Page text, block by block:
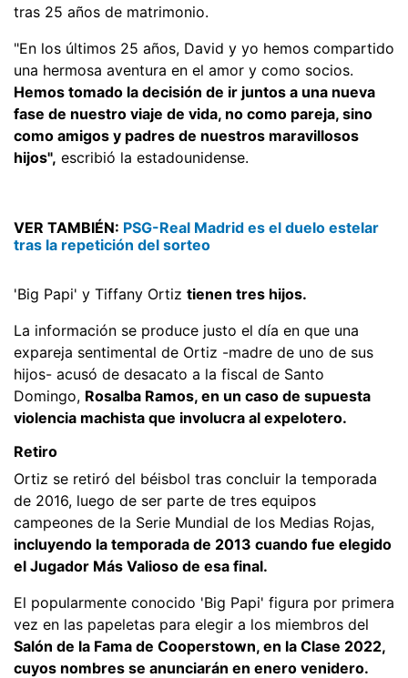
tras 25 años de matrimonio.
"En los últimos 25 años, David y yo hemos compartido
una hermosa aventura en el amor y como socios.
Hemos tomado la decisión de ir juntos a una nueva
fase de nuestro viaje de vida, no como pareja, sino
como amigos y padres de nuestros maravillosos
hijos", escribió la estadounidense.
VER TAMBIÉN: PSG-Real Madrid es el duelo estelar
tras la repetición del sorteo
'Big Papi' y Tiffany Ortiz tienen tres hijos.
La información se produce justo el día en que una
expareja sentimental de Ortiz -madre de uno de sus
hijos- acusó de desacato a la fiscal de Santo
Domingo, Rosalba Ramos, en un caso de supuesta
violencia machista que involucra al expelotero.
Retiro
Ortiz se retiró del béisbol tras concluir la temporada
de 2016, luego de ser parte de tres equipos
campeones de la Serie Mundial de los Medias Rojas,
incluyendo la temporada de 2013 cuando fue elegido
el Jugador Más Valioso de esa final.
El popularmente conocido 'Big Papi' figura por primera
vez en las papeletas para elegir a los miembros del
Salón de la Fama de Cooperstown, en la Clase 2022,
cuyos nombres se anunciarán en enero venidero.